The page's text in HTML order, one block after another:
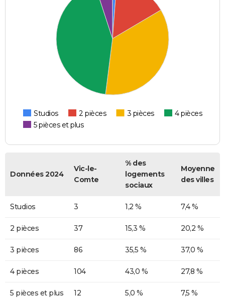
Studios 2 pièces 3 pièces
4 pièces
5 pièces et plus
Données 2024
Vic-le-
Comte
% des
logements
sociaux
Moyenne
des villes
Studios 3 1,2 % 7,4 %
2 pièces 37 15,3 % 20,2 %
3 pièces 86 35,5 % 37,0 %
4 pièces 104 43,0 % 27,8 %
5 pièces et plus 12 5,0 % 7,5 %